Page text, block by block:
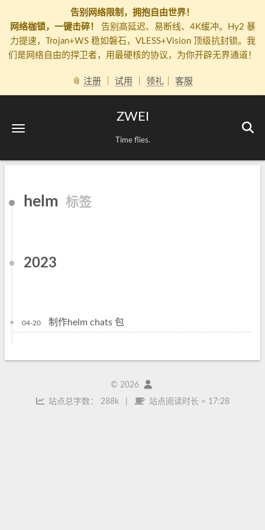
告别网络限制，拥抱自由世界！
网络枷锁，一键击碎！
告别高延迟、易断线、4K缓冲。Hy2 暴
力提速，Trojan+WS 稳如磐石，VLESS+Vision 顶级抗封锁。我
们是网络自由的捍卫者，用最硬核的协议，为你开辟无界通道！
📎 注册 试用 领礼 客服
ZWEI
Time flies.
helm 标签
2023
04-20 制作helm chats 包
© 2026
站点总字数：
288k 站点阅读时长 ≈ 17:28